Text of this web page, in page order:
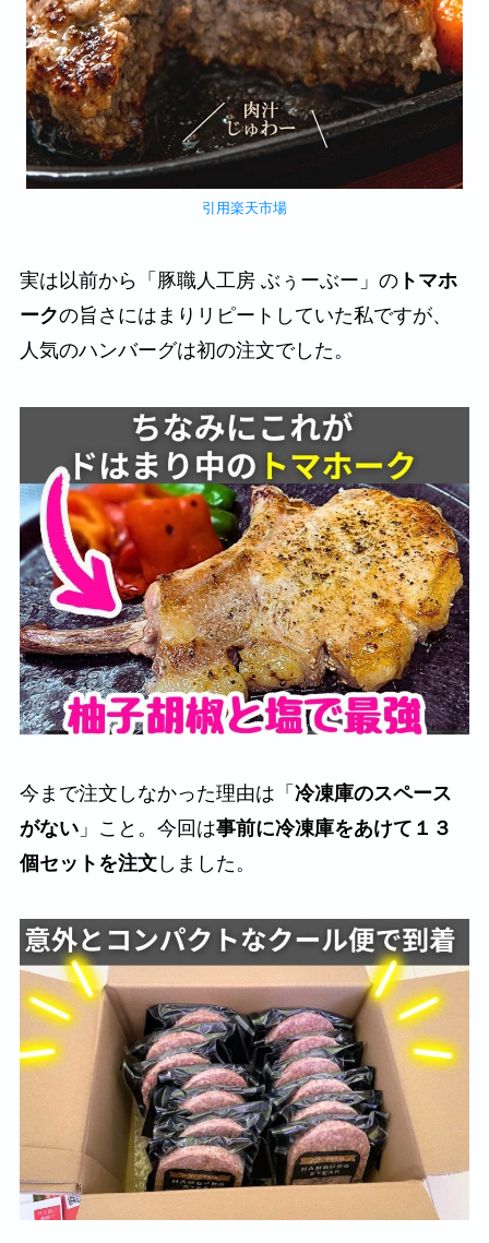
引用楽天市場
実は以前から「豚職人工房 ぶぅーぶー」のトマホ
ークの旨さにはまりリピートしていた私ですが、
人気のハンバーグは初の注文でした。
今まで注文しなかった理由は「 冷凍庫のスペース
がない」こと。今回は事前に冷凍庫をあけて１３
個セットを注文しました。